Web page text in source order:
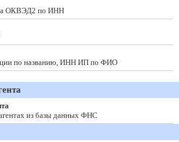
ОКВЭД2 по ИНН
по названию, ИНН ИП по ФИО
из базы данных ФНС